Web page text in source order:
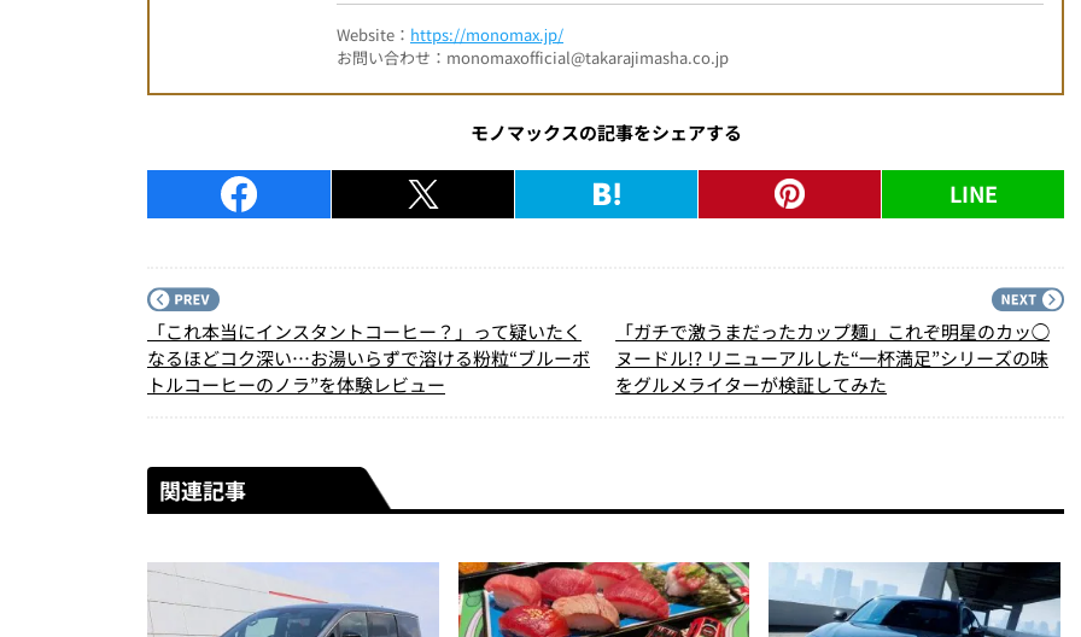
Website： https://monomax.jp/
お問い合わせ：monomaxofficial@takarajimasha.co.jp
モノマックスの記事をシェアする
LINE
「これ本当にインスタントコーヒー？」って疑いたく
なるほどコク深い…お湯いらずで溶ける粉粒“ブルーボ
トルコーヒーのノラ”を体験レビュー
「ガチで激うまだったカップ麺」これぞ明星のカッ◯
ヌードル!? リニューアルした“一杯満足”シリーズの味
をグルメライターが検証してみた
関連記事